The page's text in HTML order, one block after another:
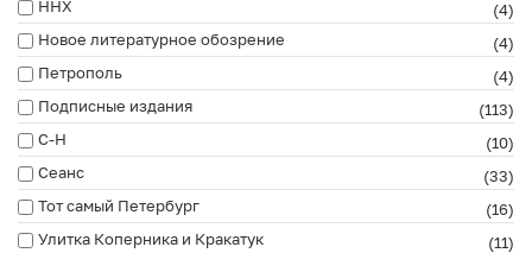
ННХ
(4)
Новое литературное обозрение
(4)
Петрополь
(4)
Подписные издания
(113)
С-Н
(10)
Сеанс
(33)
Тот самый Петербург
(16)
Улитка Коперника и Кракатук
(11)